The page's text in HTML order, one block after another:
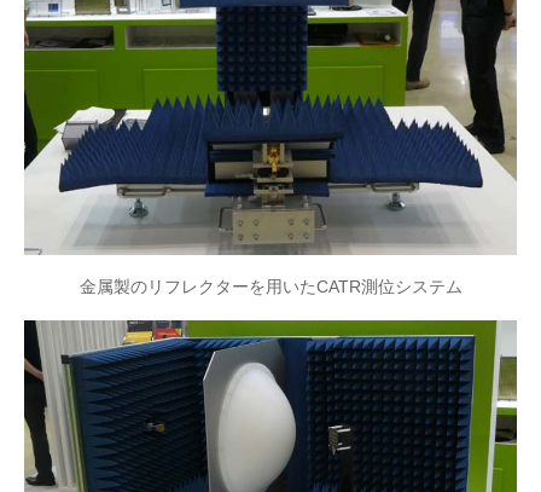
金属製のリフレクターを用いたCATR測位システム